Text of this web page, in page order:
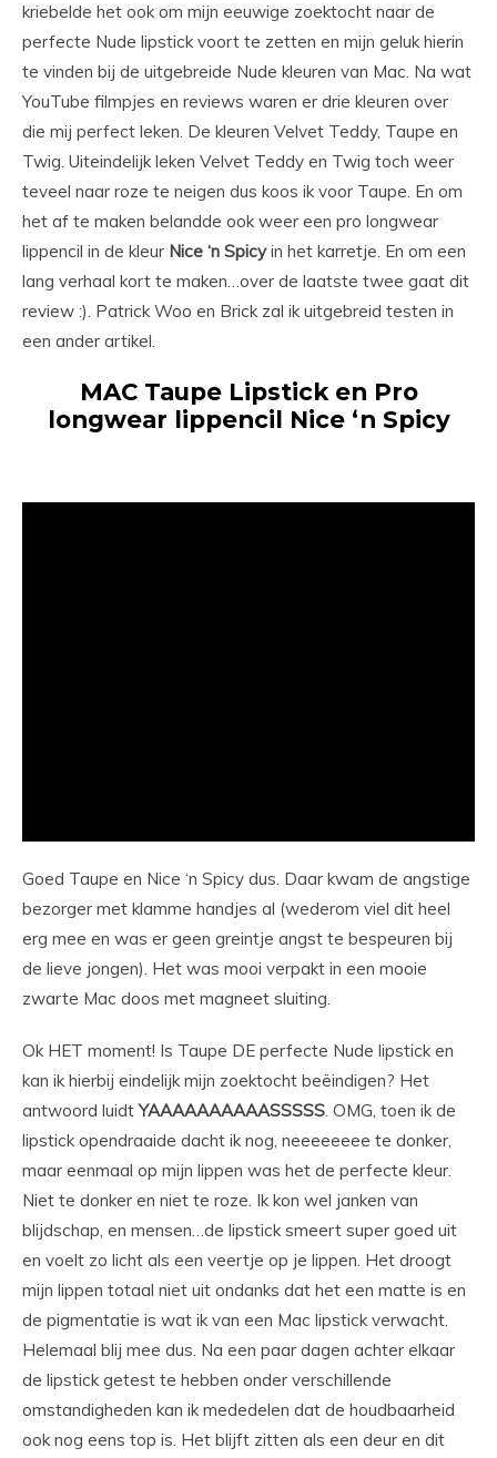
kriebelde het ook om mijn eeuwige zoektocht naar de
perfecte Nude lipstick voort te zetten en mijn geluk hierin
te vinden bij de uitgebreide Nude kleuren van Mac. Na wat
YouTube filmpjes en reviews waren er drie kleuren over
die mij perfect leken. De kleuren Velvet Teddy, Taupe en
Twig. Uiteindelijk leken Velvet Teddy en Twig toch weer
teveel naar roze te neigen dus koos ik voor Taupe. En om
het af te maken belandde ook weer een pro longwear
lippencil in de kleur Nice ‘n Spicyin het karretje. En om een
lang verhaal kort te maken…over de laatste twee gaat dit
review :). Patrick Woo en Brick zal ik uitgebreid testen in
een ander artikel.
MAC Taupe Lipstick en Pro
longwear lippencil Nice ‘n Spicy
Goed Taupe en Nice ‘n Spicy dus. Daar kwam de angstige
bezorger met klamme handjes al (wederom viel dit heel
erg mee en was er geen greintje angst te bespeuren bij
de lieve jongen). Het was mooi verpakt in een mooie
zwarte Mac doos met magneet sluiting.
Ok HET moment! Is Taupe DE perfecte Nude lipstick en
kan ik hierbij eindelijk mijn zoektocht beëindigen? Het
antwoord luidtYAAAAAAAAAASSSSS. OMG, toen ik de
lipstick opendraaide dacht ik nog, neeeeeeee te donker,
maar eenmaal op mijn lippen was het de perfecte kleur.
Niet te donker en niet te roze. Ik kon wel janken van
blijdschap, en mensen…de lipstick smeert super goed uit
en voelt zo licht als een veertje op je lippen. Het droogt
mijn lippen totaal niet uit ondanks dat het een matte is en
de pigmentatie is wat ik van een Mac lipstick verwacht.
Helemaal blij mee dus. Na een paar dagen achter elkaar
de lipstick getest te hebben onder verschillende
omstandigheden kan ik mededelen dat de houdbaarheid
ook nog eens top is. Het blijft zitten als een deur en dit